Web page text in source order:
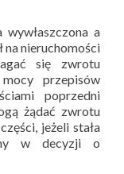
wywłaszczona a
na nieruchomości
się zwrotu
przepisów
poprzedni
żądać zwrotu
jeżeli stała
w decyzji o